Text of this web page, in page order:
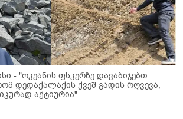
- "ოკეანის ფსკერზე დავაბიჯებთ...
დედაქალაქის ქვეშ გადის რღვევა,
აქტიურია"